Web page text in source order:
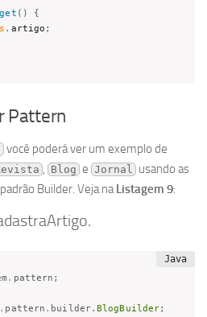
get ( )
{
. artigo ;
Pattern
você poderá ver um exemplo de
, Blog e Jornal usando as
Builder. Veja na Listagem 9:
. pattern ;
. pattern . builder.BlogBuilder;